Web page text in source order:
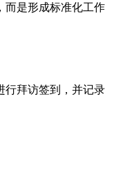
而是形成标准化工作
行拜访签到，并记录